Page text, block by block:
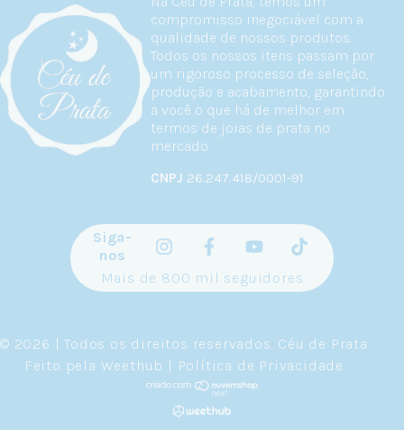
compromisso inegociável com a
qualidade de nossos produtos.
Todos os nossos itens passam por
um rigoroso processo de seleção,
produção e acabamento, garantindo
a você o que há de melhor em
termos de joias de prata no
mercado.
CNPJ 26.247.418/0001-91
Siga-
nos
Mais de 800 mil seguidores
© 2026 | Todos os direitos reservados. Céu de Prata
Feito pela Weethub | Política de Privacidade